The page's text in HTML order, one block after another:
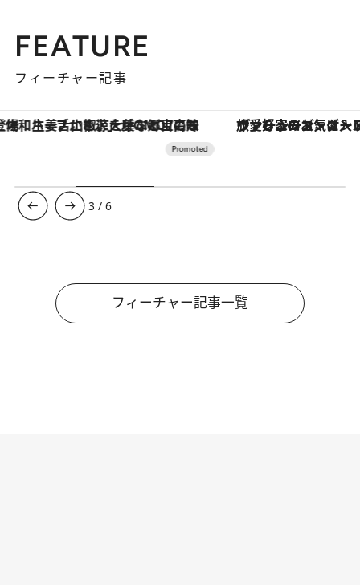
FEATURE
フィーチャー記事
ヴァシュロン・コンスタンタン「オーヴァーシーズ・オートマティック」。旅愛好家のお気に入りコレクションから、ジェンダーレスな新作が登場 【夏限定ディナーコース】旬を
3 /6
フィーチャー記事一覧